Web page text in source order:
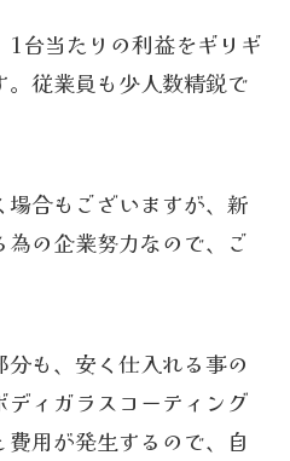
台当たりの利益をギリギ
。従業員も少人数精鋭で
合もございますが、新
の企業努力なので、ご
も、安く仕入れる事の
ィガラスコーティング
用が発生するので、自